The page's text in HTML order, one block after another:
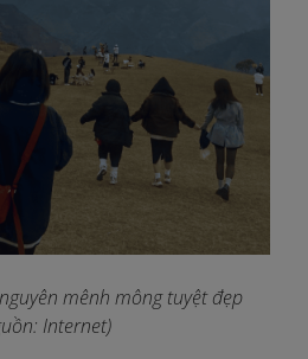
mênh mông tuyệt đẹp
Internet)